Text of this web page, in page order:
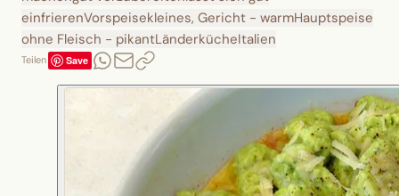
einfrierenVorspeisekleines, Gericht - warmHauptspeise
ohne Fleisch - pikantLänderkücheItalien
Teilen Save